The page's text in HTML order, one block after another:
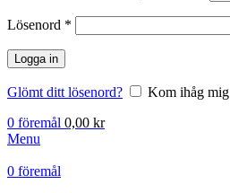
Lösenord *
Logga in
Glömt ditt lösenord?
Kom ihåg mig
0 föremål 0,00 kr
Menu
0 föremål